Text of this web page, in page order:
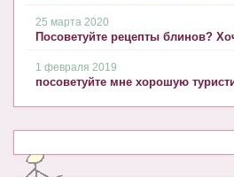
25 марта 2020
Посоветуйте рецепты блинов?
1 февраля 2019
посоветуйте мне хорошую